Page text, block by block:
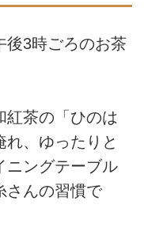
後3時ごろのお茶
紅茶の「ひのは
れ、ゆったりと
ニングテーブル
さんの習慣で